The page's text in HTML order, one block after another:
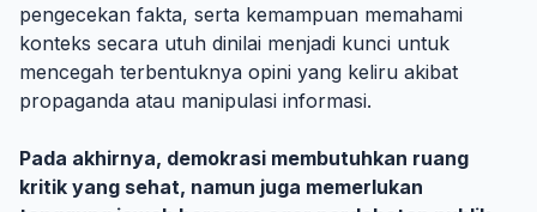
pengecekan fakta, serta kemampuan memahami
konteks secara utuh dinilai menjadi kunci untuk
mencegah terbentuknya opini yang keliru akibat
propaganda atau manipulasi informasi.
Pada akhirnya, demokrasi membutuhkan ruang
kritik yang sehat, namun juga memerlukan